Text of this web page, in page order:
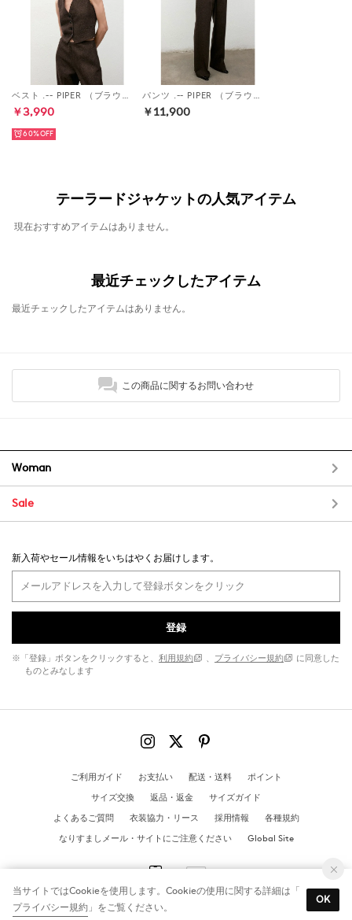
ベスト .-- PIPER （ブラウン）
￥3,990
60%
パンツ .-- PIPER （ブラウン）
￥11,900
テーラードジャケットの人気アイテム
現在おすすめアイテムはありません。
最近チェックしたアイテム
最近チェックしたアイテムはありません。
この商品に関するお問い合わせ
Woman
Sale
新入荷やセール情報をいちはやくお届けします。
登録
※「登録」ボタンをクリックすると、 利用規約 、 プライバシー規約
に同意した
ものとみなします
ご利用ガイド お支払い 配送・送料
ポイント
サイズ交換
返品・返金
サイズガイド
よくあるご質問
衣装協力・リース 採用情報
各種規約
なりすましメール・サイトにご注意ください
Global Site
© MANGO All Rights Reserved
当サイトではCookieを使用します。Cookieの使用に関する詳細は「
プライバシー規約 」をご覧ください。
OK